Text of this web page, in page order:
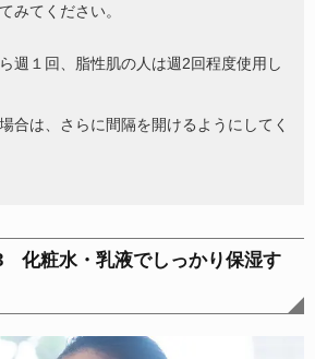
みてください。
週１回、脂性肌の人は週2回程度使用し
合は、さらに間隔を開けるようにしてく
化粧水・乳液でしっかり保湿す